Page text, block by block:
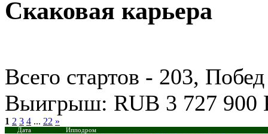
Скаковая карьера
Всего стартов - 203,
Выигрыш: RUB 3 727 900
1 2 3 4 ... 22 »
Дата Ипподром